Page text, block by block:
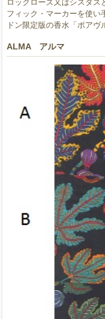
ロックローズ又はシスタス
フィック・マーカーを使い
ドン限定版の香水「ポアヴ
ALMA アルマ